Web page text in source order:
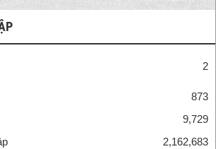
2
873
9,729
2,162,683